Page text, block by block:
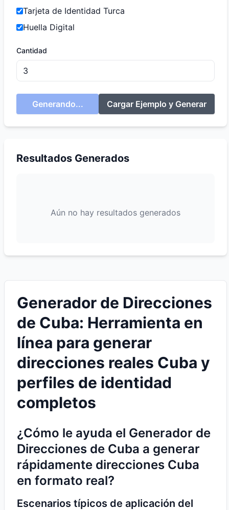
Tarjeta de Identidad Turca
Huella Digital
Cantidad
Generando... Cargar Ejemplo y Generar
Resultados Generados
Aún no hay resultados generados
Generador de Direcciones
de Cuba: Herramienta en
línea para generar
direcciones reales Cuba y
perfiles de identidad
completos
¿Cómo le ayuda el Generador de
Direcciones de Cuba a generar
rápidamente direcciones Cuba
en formato real?
Escenarios típicos de aplicación del